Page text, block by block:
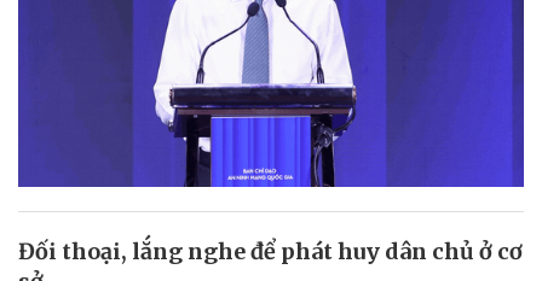
Đối thoại, lắng nghe để phát huy dân chủ ở cơ